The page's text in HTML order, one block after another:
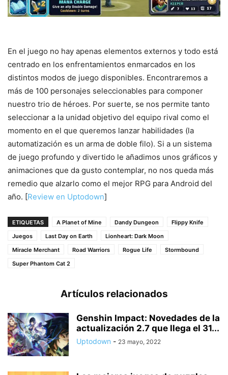
En el juego no hay apenas elementos externos y todo está
centrado en los enfrentamientos enmarcados en los
distintos modos de juego disponibles. Encontraremos a
más de 100 personajes seleccionables para componer
nuestro trio de héroes. Por suerte, se nos permite tanto
seleccionar a la unidad objetivo del equipo rival como el
momento en el que queremos lanzar habilidades (la
automatización es un arma de doble filo). Si a un sistema
de juego profundo y divertido le añadimos unos gráficos y
animaciones que da gusto contemplar, no nos queda más
remedio que alzarlo como el mejor RPG para Android del
año. [Review en Uptodown]
ETIQUETAS A Planet of Mine Dandy Dungeon
Flippy Knife
Juegos
Last Day on Earth
Lionheart: Dark Moon
Miracle Merchant
Road Warriors Rogue Life
Stormbound
Super Phantom Cat 2
Artículos relacionados
Genshin Impact: Novedades de la
actualización 2.7 que llega el 31...
Uptodown - 23 mayo, 2022